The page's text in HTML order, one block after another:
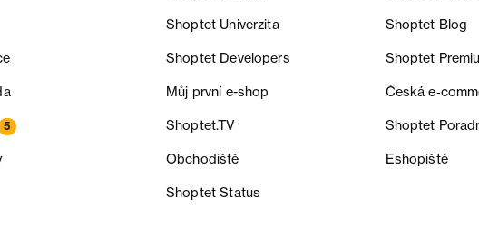
5
Shoptet Univerzita Shoptet Blog
Shoptet Developers Shoptet
Můj první e-shop Česká
Shoptet.TV Shoptet
Obchodiště Eshopiště
Shoptet Status